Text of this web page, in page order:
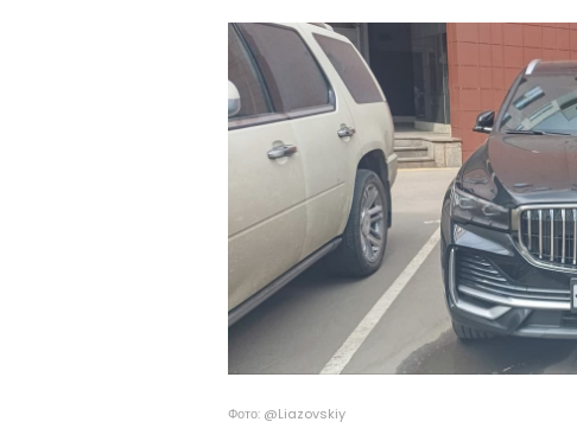
Фото: @Liazovskiy